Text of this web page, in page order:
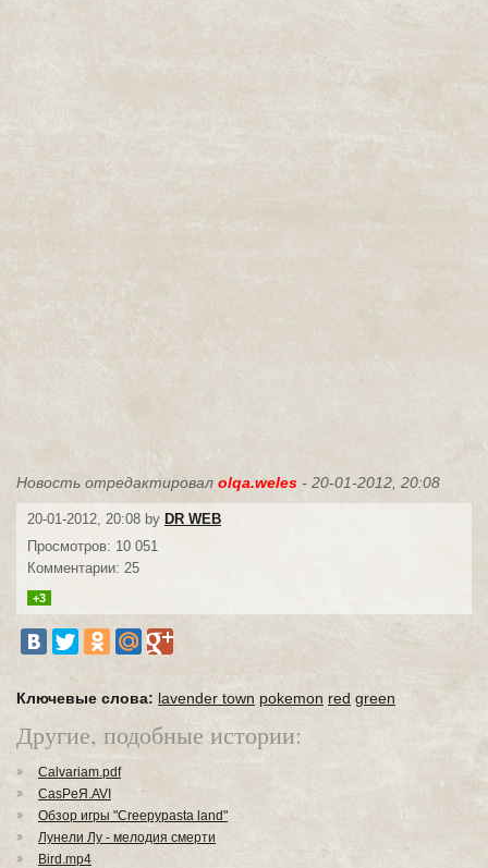
Новость отредактировал olqa.weles - 20-01-2012, 20:08
20-01-2012, 20:08 by DR WEB
Просмотров: 10 051
Комментарии: 25
+3
Ключевые слова: lavender town pokemon red green
Другие, подобные истории:
Calvariam.pdf
CasPeЯ.AVI
Обзор игры "Creepypasta land"
Лунели Лу - мелодия смерти
Bird.mp4